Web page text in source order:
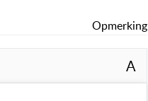
Opmerking
A